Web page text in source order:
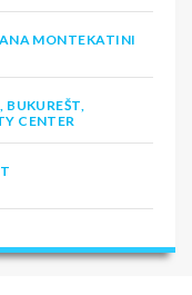
MONTEKATINI
BUKUREŠT,
CENTER